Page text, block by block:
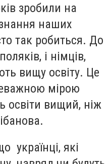
зробили на
наших
так робиться. До
і німців,
вищу освіту. Це
мірою
освіти вищий, ніж
українці, які